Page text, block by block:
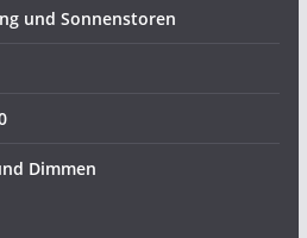
und Sonnenstoren
Dimmen